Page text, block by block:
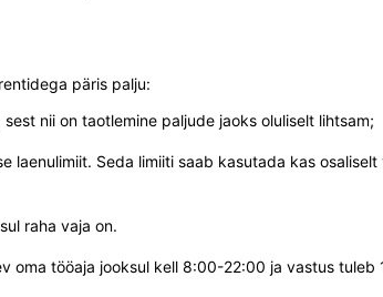
päris palju:
nii on taotlemine paljude jaoks oluliselt lihtsam;
laenulimiit. Seda limiiti saab kasutada kas
raha vaja on.
oma tööaja jooksul kell 8:00-22:00 ja vastus tuleb